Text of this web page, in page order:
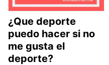
¿Que deporte
puedo hacer si no
me gusta el
deporte?